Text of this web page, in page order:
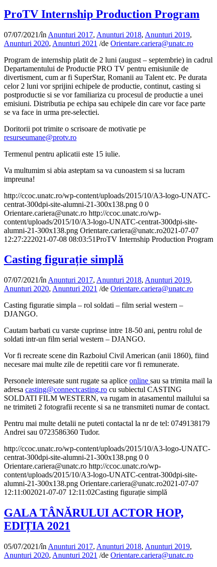
ProTV Internship Production Program
07/07/2021/în Anunturi 2017, Anunturi 2018, Anunturi 2019,
Anunturi 2020, Anunturi 2021 /de Orientare.cariera@unatc.ro
Program de internship platit de 2 luni (august – septembrie) in cadrul
Departamentului de Productie PRO TV pentru emisiunile de
divertisment, cum ar fi SuperStar, Romanii au Talent etc. Pe durata
celor 2 luni vor sprijini echipele de productie, continut, casting si
postproductie si se vor familiariza cu procesul de productie a unei
emisiuni. Distributia pe echipa sau echipele din care vor face parte
se va face in urma pre-selectiei.
Doritorii pot trimite o scrisoare de motivatie pe
resurseumane@protv.ro
Termenul pentru aplicatii este 15 iulie.
Va multumim si abia asteptam sa va cunoastem si sa lucram
impreuna!
http://ccoc.unatc.ro/wp-content/uploads/2015/10/A3-logo-UNATC-
centrat-300dpi-site-alumni-21-300x138.png 0 0
Orientare.cariera@unatc.ro http://ccoc.unatc.ro/wp-
content/uploads/2015/10/A3-logo-UNATC-centrat-300dpi-site-
alumni-21-300x138.png Orientare.cariera@unatc.ro2021-07-07
12:27:222021-07-08 08:03:51ProTV Internship Production Program
Casting figurație simplă
07/07/2021/în Anunturi 2017, Anunturi 2018, Anunturi 2019,
Anunturi 2020, Anunturi 2021 /de Orientare.cariera@unatc.ro
Casting figuratie simpla – rol soldati – film serial western –
DJANGO.
Cautam barbati cu varste cuprinse intre 18-50 ani, pentru rolul de
soldati intr-un film serial western – DJANGO.
Vor fi recreate scene din Razboiul Civil American (anii 1860), fiind
necesare mai multe zile de repetitii care vor fi remunerate.
Personele interesate sunt rugate sa aplice online sau sa trimita mail la
adresa casting@connectcasting.ro cu subiectul CASTING
SOLDATI FILM WESTERN, va rugam in atasamentul mailului sa
ne trimiteti 2 fotografii recente si sa ne transmiteti numar de contact.
Pentru mai multe detalii ne puteti contactal la nr de tel: 0749138179
Andrei sau 0723586360 Tudor.
http://ccoc.unatc.ro/wp-content/uploads/2015/10/A3-logo-UNATC-
centrat-300dpi-site-alumni-21-300x138.png 0 0
Orientare.cariera@unatc.ro http://ccoc.unatc.ro/wp-
content/uploads/2015/10/A3-logo-UNATC-centrat-300dpi-site-
alumni-21-300x138.png Orientare.cariera@unatc.ro2021-07-07
12:11:002021-07-07 12:11:02Casting figurație simplă
GALA TÂNĂRULUI ACTOR HOP,
EDIȚIA 2021
05/07/2021/în Anunturi 2017, Anunturi 2018, Anunturi 2019,
Anunturi 2020, Anunturi 2021 /de Orientare.cariera@unatc.ro